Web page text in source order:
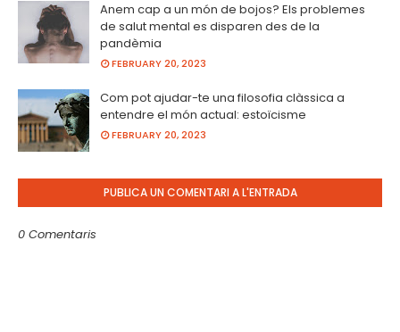
Anem cap a un món de bojos? Els problemes
de salut mental es disparen des de la
pandèmia
FEBRUARY 20, 2023
Com pot ajudar-te una filosofia clàssica a
entendre el món actual: estoïcisme
FEBRUARY 20, 2023
PUBLICA UN COMENTARI A L'ENTRADA
0 Comentaris